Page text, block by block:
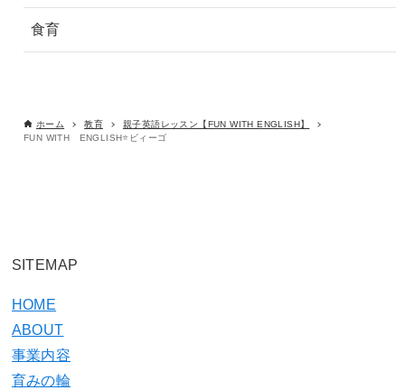
食育
ホーム 教育
親子英語レッスン【FUN WITH ENGLISH】
FUN WITH ENGLISH⭐️ビィーゴ
SITEMAP
HOME
ABOUT
事業内容
育みの輪